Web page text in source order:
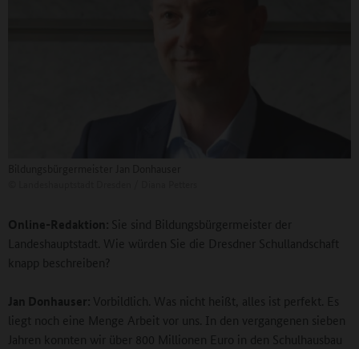
Online-Redaktion:
Sie sind Bildungsbürgermeister der
Landeshauptstadt. Wie würden Sie die Dresdner Schullandschaft
knapp beschreiben?
Jan Donhauser: Vorbildlich. Was nicht heißt, alles ist perfekt. Es
liegt noch eine Menge Arbeit vor uns. In den vergangenen sieben
Jahren konnten wir über 800 Millionen Euro in den Schulhausbau